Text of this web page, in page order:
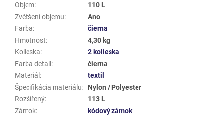
Objem:
110 L
Zvětšení objemu:
Ano
Farba:
čierna
Hmotnost:
4,30 kg
Kolieska:
2 kolieska
Farba detail :
čierna
Materiál :
textil
Špecifikácia materiálu:
Nylon / Polyester
Rozšířený:
113 L
Zámok:
kódový zámok